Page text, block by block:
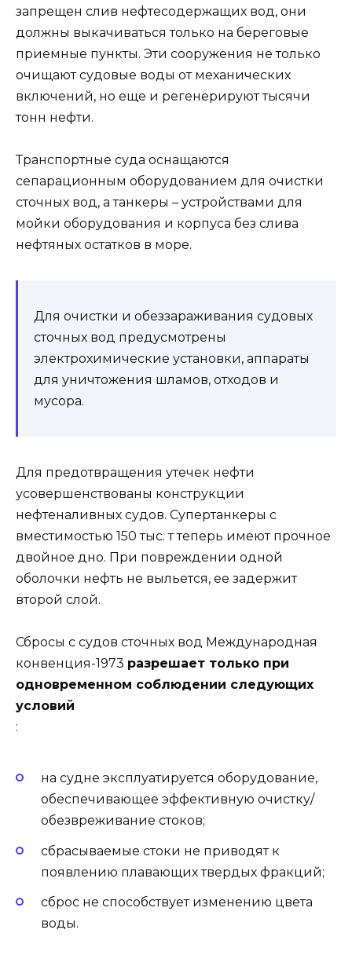
запрещен слив нефтесодержащих вод, они
должны выкачиваться только на береговые
приемные пункты. Эти сооружения не только
очищают судовые воды от механических
включений, но еще и регенерируют тысячи
тонн нефти.
Транспортные суда оснащаются
сепарационным оборудованием для очистки
сточных вод, а танкеры – устройствами для
мойки оборудования и корпуса без слива
нефтяных остатков в море.
Для очистки и обеззараживания судовых
сточных вод предусмотрены
электрохимические установки, аппараты
для уничтожения шламов, отходов и
мусора.
Для предотвращения утечек нефти
усовершенствованы конструкции
нефтеналивных судов. Супертанкеры с
вместимостью 150 тыс. т теперь имеют прочное
двойное дно. При повреждении одной
оболочки нефть не выльется, ее задержит
второй слой.
Сбросы с судов сточных вод Международная
конвенция-1973 разрешает только при
одновременном соблюдении следующих
условий
:
на судне эксплуатируется оборудование,
обеспечивающее эффективную очистку/
обезвреживание стоков;
сбрасываемые стоки не приводят к
появлению плавающих твердых фракций;
сброс не способствует изменению цвета
воды.